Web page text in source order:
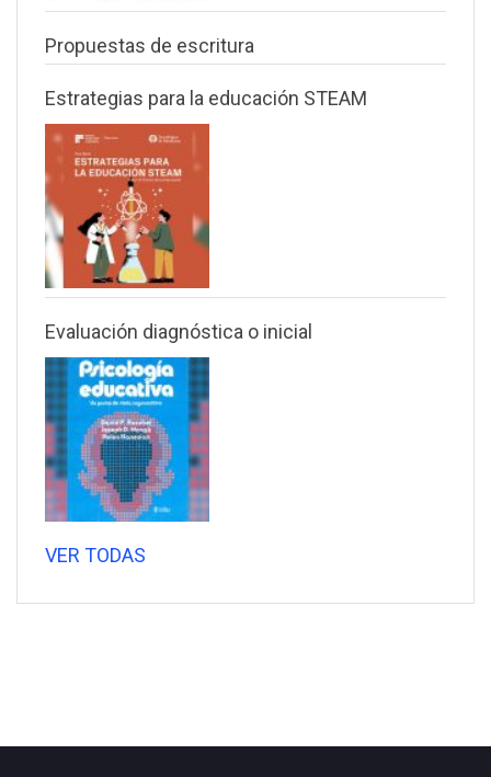
Propuestas de escritura
Estrategias para la educación STEAM
Evaluación diagnóstica o inicial
VER TODAS